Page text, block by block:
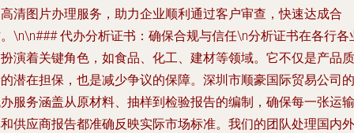
清图片办理服务，助力企业顺利通过客户审查，快速达成合
\n\n### 代办分析证书：确保合规与信任\n分析证书在各行各
演着关键角色，如食品、化工、建材等领域。它不仅是产品质
潜在担保，也是减少争议的保障。深圳市顺豪国际贸易公司的
服务涵盖从原材料、抽样到检验报告的编制，确保每一张运输
供应商报告都准确反映实际市场标准。我们的团队处理国内外